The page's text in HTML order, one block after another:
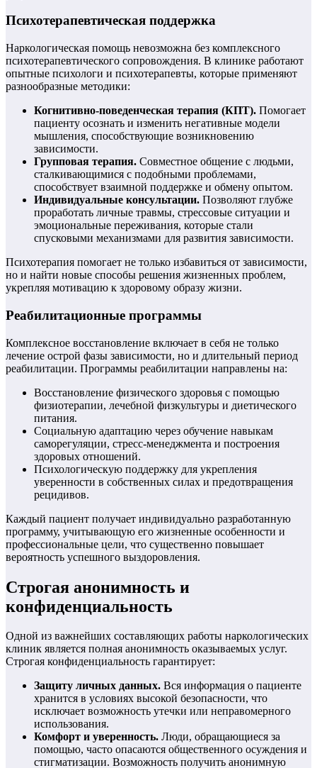
Психотерапевтическая поддержка
Наркологическая помощь невозможна без комплексного
психотерапевтического сопровождения. В клинике работают
опытные психологи и психотерапевты, которые применяют
разнообразные методики:
Когнитивно-поведенческая терапия (КПТ). Помогает
пациенту осознать и изменить негативные модели
мышления, способствующие возникновению
зависимости.
Групповая терапия. Совместное общение с людьми,
сталкивающимися с подобными проблемами,
способствует взаимной поддержке и обмену опытом.
Индивидуальные консультации. Позволяют глубже
проработать личные травмы, стрессовые ситуации и
эмоциональные переживания, которые стали
спусковыми механизмами для развития зависимости.
Психотерапия помогает не только избавиться от зависимости,
но и найти новые способы решения жизненных проблем,
укрепляя мотивацию к здоровому образу жизни.
Реабилитационные программы
Комплексное восстановление включает в себя не только
лечение острой фазы зависимости, но и длительный период
реабилитации. Программы реабилитации направлены на:
Восстановление физического здоровья с помощью
физиотерапии, лечебной физкультуры и диетического
питания.
Социальную адаптацию через обучение навыкам
саморегуляции, стресс-менеджмента и построения
здоровых отношений.
Психологическую поддержку для укрепления
уверенности в собственных силах и предотвращения
рецидивов.
Каждый пациент получает индивидуально разработанную
программу, учитывающую его жизненные особенности и
профессиональные цели, что существенно повышает
вероятность успешного выздоровления.
Строгая анонимность и
конфиденциальность
Одной из важнейших составляющих работы наркологических
клиник является полная анонимность оказываемых услуг.
Строгая конфиденциальность гарантирует:
Защиту личных данных. Вся информация о пациенте
хранится в условиях высокой безопасности, что
исключает возможность утечки или неправомерного
использования.
Комфорт и уверенность. Люди, обращающиеся за
помощью, часто опасаются общественного осуждения и
стигматизации. Возможность получить анонимную